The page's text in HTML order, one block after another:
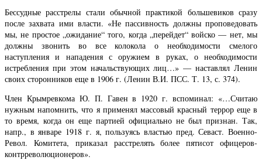
Бессудные расстрелы стали обычной практикой большевиков сразу
после захвата ими власти. «Не пассивность должны проповедовать
мы, не простое „ожидание“ того, когда „перейдет“ войско — нет, мы
должны звонить во все колокола о необходимости смелого
наступления и нападения с оружием в руках, о необходимости
истребления при этом начальствующих лиц…» — наставлял Ленин
своих сторонников еще в 1906 г. (Ленин В.И. ПСС. Т. 13, с. 374).
Член Крымревкома Ю. П. Гавен в 1920 г. вспоминал: «…Считаю
нужным напомнить, что я применял массовый красный террор еще в
то время, когда он еще партией официально не был признан. Так,
напр., в январе 1918 г. я, пользуясь властью пред. Севаст. Военно-
Револ. Комитета, приказал расстрелять более пятисот офицеров-
контрреволюционеров».